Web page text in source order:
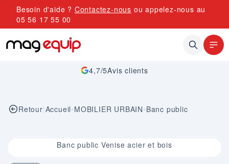
Allez au contenu
Besoin d'aide ? Contactez-nous ou appelez-nous au
05 56 17 55 00
4,7/5Avis clients
Retour|Accueil•MOBILIER URBAIN•Banc public
Image 1 sur 4Banc public Venise acier et bois